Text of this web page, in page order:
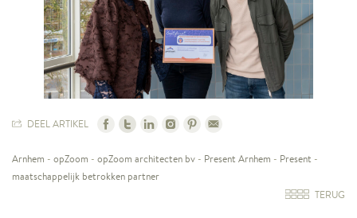
DEEL ARTIKEL
Arnhem - opZoom - opZoom architecten bv - Present Arnhem - Present -
maatschappelijk betrokken partner
TERUG